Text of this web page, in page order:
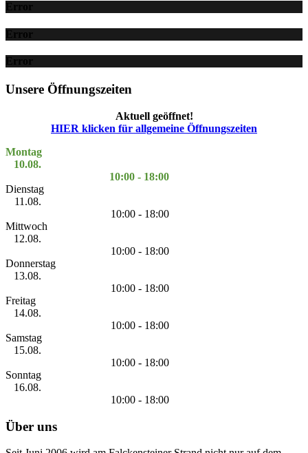
Error
Error
Error
Unsere Öffnungszeiten
Aktuell geöffnet!
HIER klicken für allgemeine Öffnungszeiten
Montag
10.08.
10:00 - 18:00
Dienstag
11.08.
10:00 - 18:00
Mittwoch
12.08.
10:00 - 18:00
Donnerstag
13.08.
10:00 - 18:00
Freitag
14.08.
10:00 - 18:00
Samstag
15.08.
10:00 - 18:00
Sonntag
16.08.
10:00 - 18:00
Über uns